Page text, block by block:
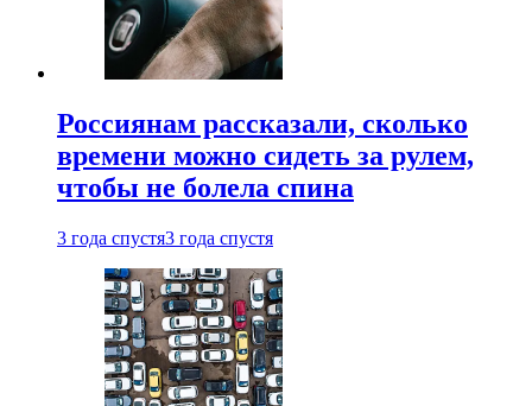
Россиянам рассказали, сколько
времени можно сидеть за рулем,
чтобы не болела спина
3 года спустя3 года спустя